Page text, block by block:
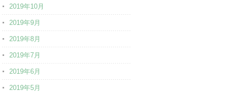
2019年10月
2019年9月
2019年8月
2019年7月
2019年6月
2019年5月